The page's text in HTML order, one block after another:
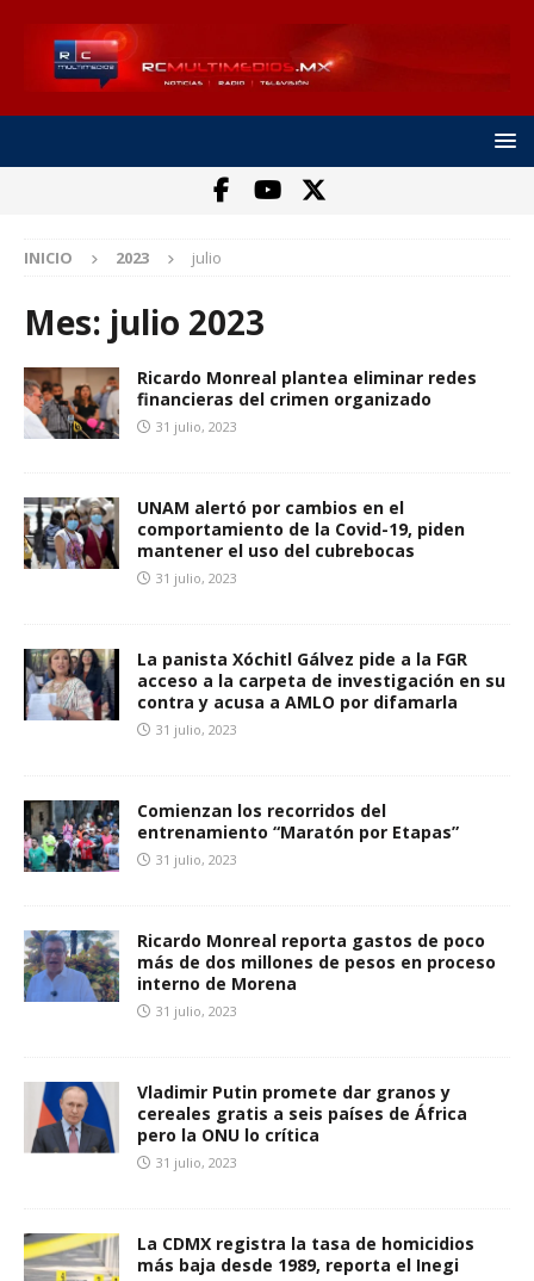
INICIO 2023 julio
Mes: julio 2023
Ricardo Monreal plantea eliminar redes
financieras del crimen organizado
31 julio, 2023
UNAM alertó por cambios en el
comportamiento de la Covid-19, piden
mantener el uso del cubrebocas
31 julio, 2023
La panista Xóchitl Gálvez pide a la FGR
acceso a la carpeta de investigación en su
contra y acusa a AMLO por difamarla
31 julio, 2023
Comienzan los recorridos del
entrenamiento “Maratón por Etapas”
31 julio, 2023
Ricardo Monreal reporta gastos de poco
más de dos millones de pesos en proceso
interno de Morena
31 julio, 2023
Vladimir Putin promete dar granos y
cereales gratis a seis países de África
pero la ONU lo crítica
31 julio, 2023
La CDMX registra la tasa de homicidios
más baja desde 1989, reporta el Inegi